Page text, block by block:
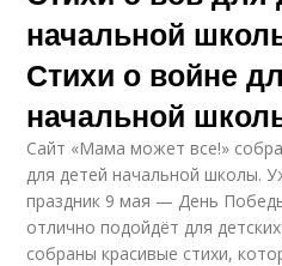
начальной
Стихи о войне
начальной
Сайт «Мама может все!»
для детей начальной школы.
праздник 9 мая — День
отлично подойдёт для
собраны красивые стихи,